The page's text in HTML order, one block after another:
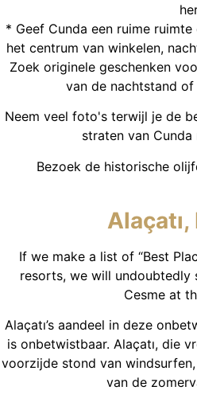
* Geef Cunda een ruime
het centrum van winkelen,
Zoek originele geschenken
van de nachtstand
Neem veel foto's terwijl je de
straten van
Bezoek de historische
If we make a list of “Best
resorts, we will undoubtedly
Cesme at
Alaçatı’s aandeel in deze
is onbetwistbaar. Alaçatı, die
voorzijde stond van
van de